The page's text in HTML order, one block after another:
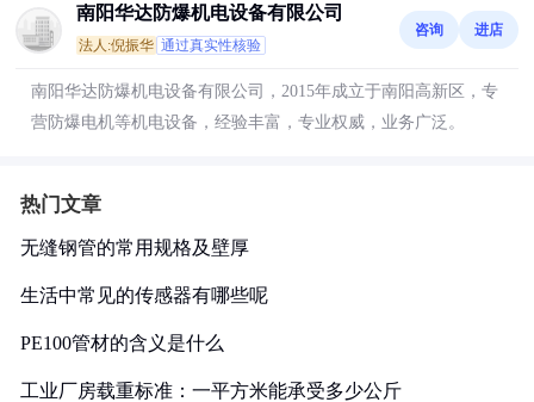
南阳华达防爆机电设备有限公司
法人:倪振华 通过真实性核验
咨询 进店
南阳华达防爆机电设备有限公司，2015年成立于南阳高新区，专
营防爆电机等机电设备，经验丰富，专业权威，业务广泛。
热门文章
无缝钢管的常用规格及壁厚
生活中常见的传感器有哪些呢
PE100管材的含义是什么
工业厂房载重标准：一平方米能承受多少公斤